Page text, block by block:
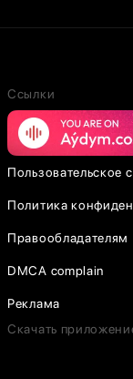
Ссылки
Пользовательское
Политика
Правообладателям
DMCA complain
Реклама
Скачать